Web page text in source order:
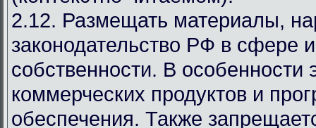
2.12. Размещать материалы,
законодательство РФ в сфере
собственности. В особенности
коммерческих продуктов и
обеспечения. Также